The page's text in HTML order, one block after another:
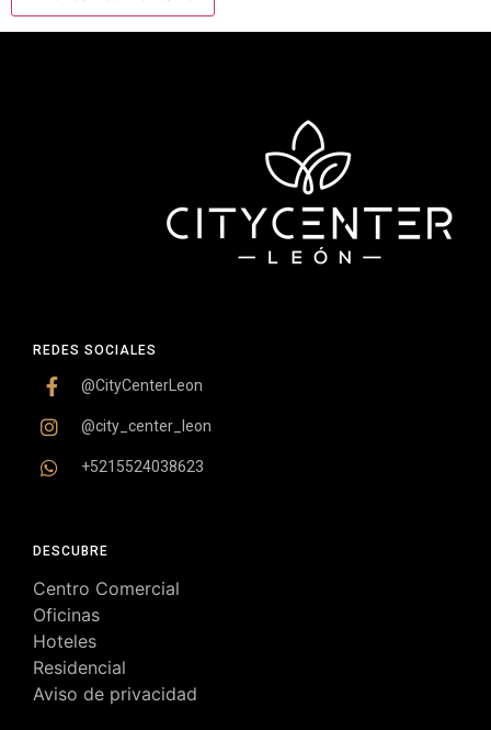
DESCUBRE
Centro Comercial
Oficinas
Hoteles
Residencial
Aviso de privacidad
REDES SOCIALES
@CityCenterLeon
@city_center_leon
+5215524038623